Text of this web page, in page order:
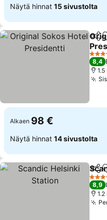
Näytä hinnat 15 sivustolta
Jaa
4
8,4
Alkaen 98 €
Näytä hinnat 14 sivustolta
Jaa
4
8,9